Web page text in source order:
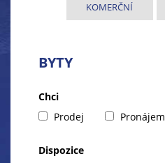
KOMERČNÍ
BYTY
Chci
Prodej
Pronájem
Dispozice